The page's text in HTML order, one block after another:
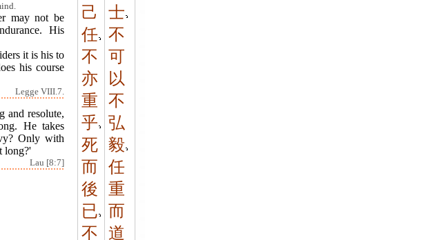
己
任
不
亦
重
乎
死
而
後
已
不
士
不
可
以
不
弘
毅
任
重
而
道
may not be
His
it is his to
his course
Legge VIII.7.
and resolute,
He takes
Only with
long?'
Lau [8:7]